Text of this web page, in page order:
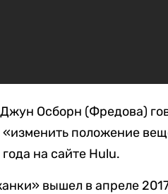
Осборн (Фредова)
положение
на сайте Hulu.
вышел в апреле